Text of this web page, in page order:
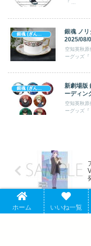
銀魂 ノ
2025/08/
空知英秋
ーグッズ『
新劇場版
ーディン
空知英秋
ーグッズ『
3年Z組銀八先生 オーロラ
ホーム いいね一覧